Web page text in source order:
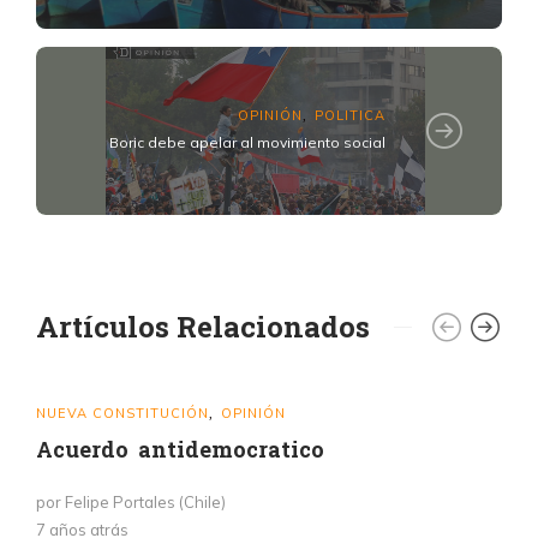
OPINIÓN POLITICA
Boric debe apelar al movimiento social
Artículos Relacionados
NUEVA CONSTITUCIÓN OPINIÓN
Acuerdo antidemocratico
por Felipe Portales (Chile)
7 años atrás